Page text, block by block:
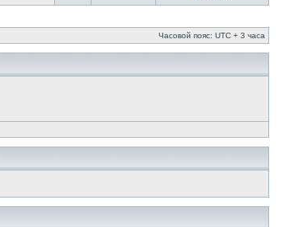
Часовой пояс: UTC + 3 часа